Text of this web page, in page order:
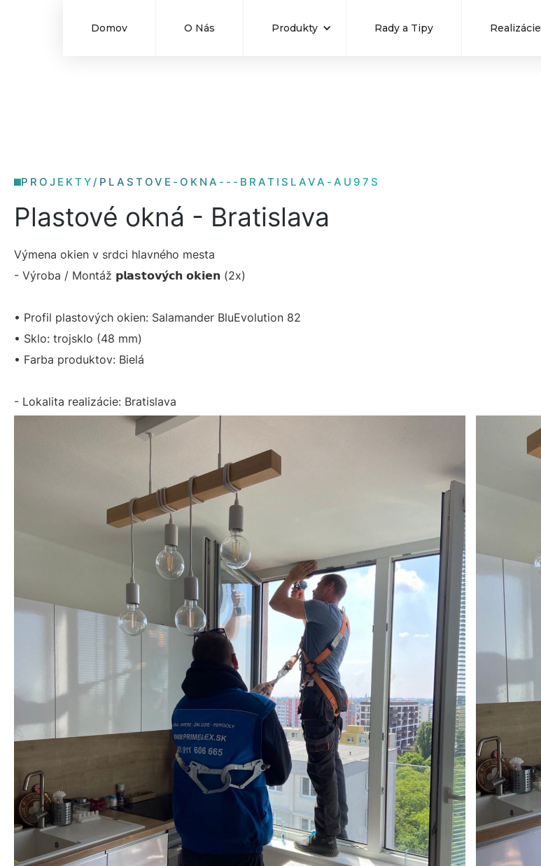
Domov O Nás Produkty Rady a Tipy Realizácie
PROJEKTY/ PLASTOVE-OKNA---BRATISLAVA-AU97S
Plastové okná - Bratislava
Výmena okien v srdci hlavného mesta
- Výroba / Montáž 𝗽𝗹𝗮𝘀𝘁𝗼𝘃𝘆́𝗰𝗵 𝗼𝗸𝗶𝗲𝗻 (2x)
• Profil plastových okien: Salamander BluEvolution 82
• Sklo: trojsklo (48 mm)
• Farba produktov: Bielá
- Lokalita realizácie: Bratislava